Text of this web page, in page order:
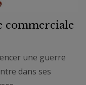
commerciale
une guerre
dans ses